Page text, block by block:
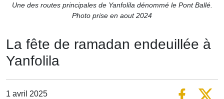
Une des routes principales de Yanfolila dénommé le Pont Ballé.
Photo prise en aout 2024
La fête de ramadan endeuillée à
Yanfolila
1 avril 2025